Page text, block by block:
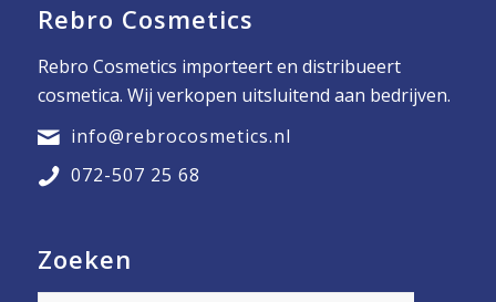
Rebro Cosmetics
Rebro Cosmetics importeert en distribueert
cosmetica. Wij verkopen uitsluitend aan bedrijven.
info@rebrocosmetics.nl
072-507 25 68
Zoeken